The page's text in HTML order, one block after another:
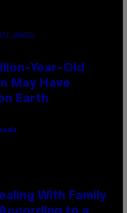
IMAGES
Year-Old
May Have
Earth
With Family